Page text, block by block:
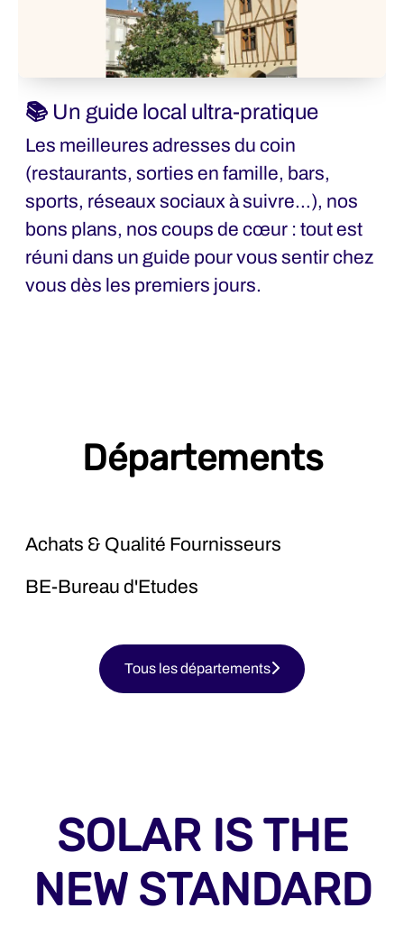
📚 Un guide local ultra-pratique
Les meilleures adresses du coin
(restaurants, sorties en famille, bars,
sports, réseaux sociaux à suivre…), nos
bons plans, nos coups de cœur : tout est
réuni dans un guide pour vous sentir chez
vous dès les premiers jours.
Départements
A&F - Administration & Finance
Achats & Qualité Fournisseurs
Achats & Qualité Fournisseurs
BE-Bureau d'Etudes
Tous les départements
SOLAR IS THE
NEW STANDARD